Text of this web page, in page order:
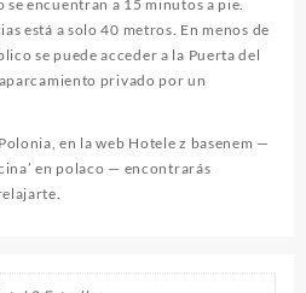
se encuentran a 15 minutos a pie.
está a solo 40 metros. En menos de
se puede acceder a la Puerta del
privado por un
en la web Hotele z basenem —
en polaco — encontrarás